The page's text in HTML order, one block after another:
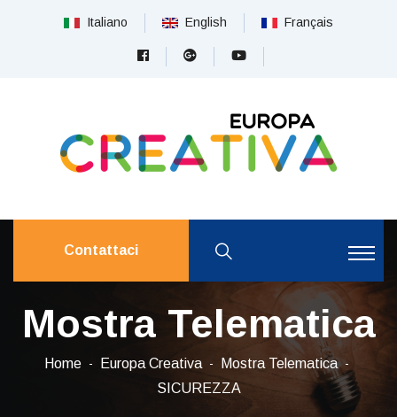
Italiano English Français
Contattaci
Mostra Telematica
Home Europa Creativa
Mostra Telematica
SICUREZZA